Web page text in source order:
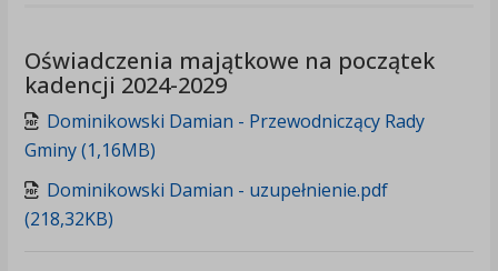
Oświadczenia majątkowe na początek
kadencji 2024-2029
Dominikowski Damian - Przewodniczący Rady
Gminy (1,16MB)
Dominikowski Damian - uzupełnienie.pdf
(218,32KB)